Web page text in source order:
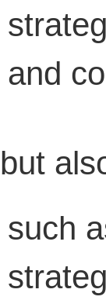
and
but
such